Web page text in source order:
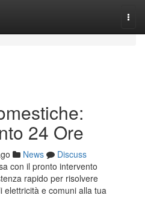
24 Ore
News
Discuss
con il pronto intervento
rapido per risolvere
elettricità e comuni alla tua